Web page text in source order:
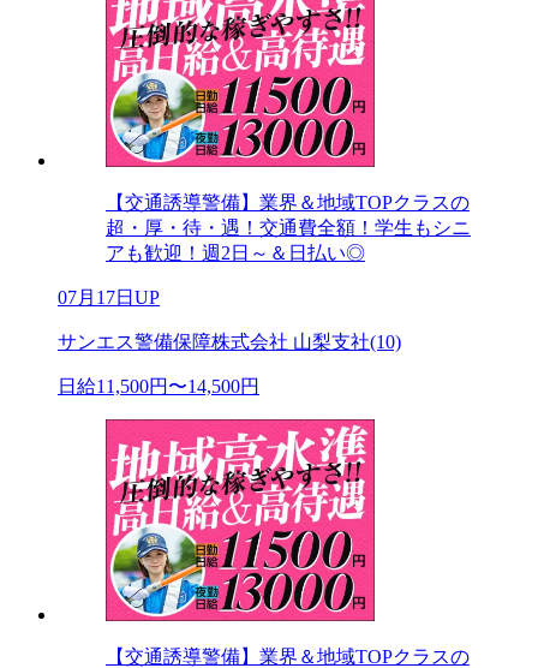
【交通誘導警備】業界＆地域TOPクラスの
超・厚・待・遇！交通費全額！学生もシニ
アも歓迎！週2日～＆日払い◎
07月17日UP
サンエス警備保障株式会社 山梨支社(10)
日給11,500円〜14,500円
【交通誘導警備】業界＆地域TOPクラスの